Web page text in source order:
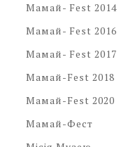
Мамай- Fest 2014
Мамай- Fest 2016
Мамай- Fest 2017
Мамай-Fest 2018
Мамай-Fest 2020
Мамай-Фест